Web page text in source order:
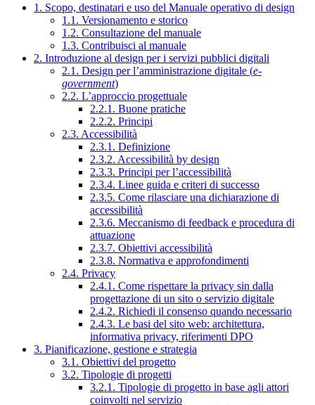
1. Scopo, destinatari e uso del Manuale operativo di design
1.1. Versionamento e storico
1.2. Consultazione del manuale
1.3. Contribuisci al manuale
2. Introduzione al design per i servizi pubblici digitali
2.1. Design per l’amministrazione digitale (e-
government)
2.2. L’approccio progettuale
2.2.1. Buone pratiche
2.2.2. Principi
2.3. Accessibilità
2.3.1. Definizione
2.3.2. Accessibilità by design
2.3.3. Principi per l’accessibilità
2.3.4. Linee guida e criteri di successo
2.3.5. Come rilasciare una dichiarazione di
accessibilità
2.3.6. Meccanismo di feedback e procedura di
attuazione
2.3.7. Obiettivi accessibilità
2.3.8. Normativa e approfondimenti
2.4. Privacy
2.4.1. Come rispettare la privacy sin dalla
progettazione di un sito o servizio digitale
2.4.2. Richiedi il consenso quando necessario
2.4.3. Le basi del sito web: architettura,
informativa privacy, riferimenti DPO
3. Pianificazione, gestione e strategia
3.1. Obiettivi del progetto
3.2. Tipologie di progetti
3.2.1. Tipologie di progetto in base agli attori
coinvolti nel servizio